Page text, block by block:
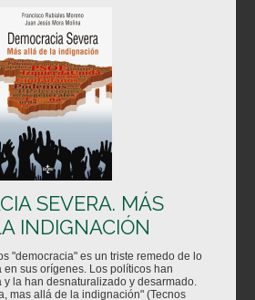
SEVERA. MÁS
INDIGNACIÓN
"democracia" es un triste remedo de lo
en sus orígenes. Los políticos han
la han desnaturalizado y desarmado.
mas allá de la indignación" (Tecnos